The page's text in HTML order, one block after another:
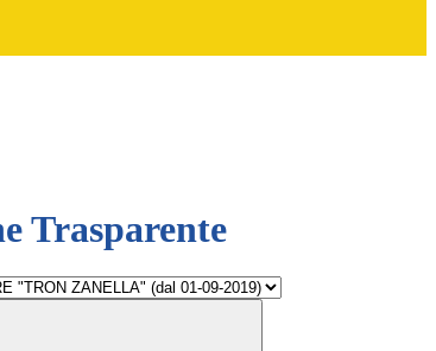
Trasparente